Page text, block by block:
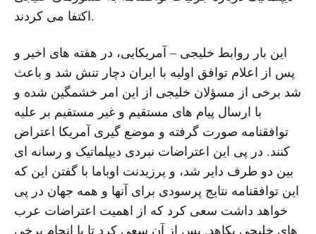
اکتفا می کردند.
این بار روابط خلیجی – آمریکایی، در هفته های اخیر و
پس از اعلام توافق اولیه با ایران دچار تنش شد و باعث
شد برخی از مسؤلان خلیجی از این امر خشمگین شده و
با ارسال پیام های مستقیم و غیر مستقیم بر علیه
توافقنامه صورت گرفته و موضع گیری آمریکا اعتراض
کنند. در پی این اعتراضات نبردی دیپلماتیک و رسانه ای
بین دو طرف دایر شد، و پرزیدنت اوباما با گفتن این که
این توافقنامه نتایج پرسودی برای آنها و همه جهان در پی
خواهد داشت سعی کرد که از اهمیت اعتراضات عرب
های خلیجی بکاهد. پس از آن سعی کرد تا با انجام برخی